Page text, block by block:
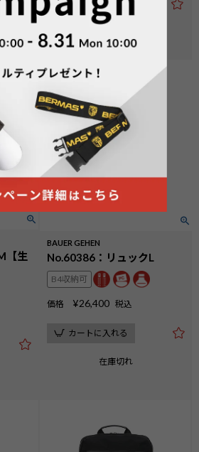
カートに入れる
【生
BAUER GEHEN
No.60386：リュックL
B4収納可
価格 ¥26,400 税込
カートに入れる
在庫切れ